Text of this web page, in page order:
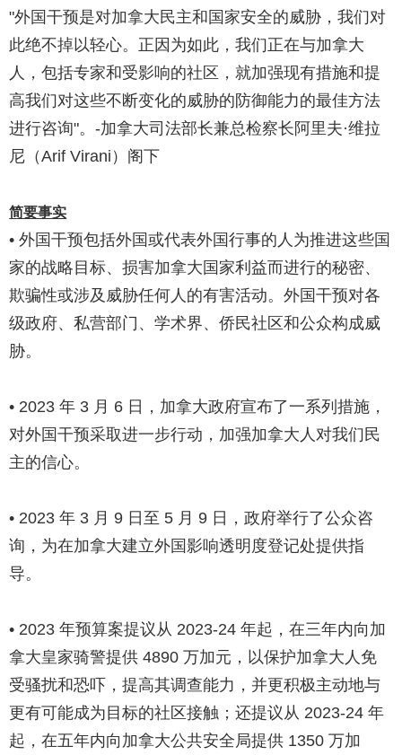
"外国干预是对加拿大民主和国家安全的威胁，我们对
此绝不掉以轻心。正因为如此，我们正在与加拿大
人，包括专家和受影响的社区，就加强现有措施和提
高我们对这些不断变化的威胁的防御能力的最佳方法
进行咨询"。-加拿大司法部长兼总检察长阿里夫·维拉
尼（Arif Virani）阁下
简要事实
• 外国干预包括外国或代表外国行事的人为推进这些国
家的战略目标、损害加拿大国家利益而进行的秘密、
欺骗性或涉及威胁任何人的有害活动。外国干预对各
级政府、私营部门、学术界、侨民社区和公众构成威
胁。
• 2023 年 3 月 6 日，加拿大政府宣布了一系列措施，
对外国干预采取进一步行动，加强加拿大人对我们民
主的信心。
• 2023 年 3 月 9 日至 5 月 9 日，政府举行了公众咨
询，为在加拿大建立外国影响透明度登记处提供指
导。
• 2023 年预算案提议从 2023-24 年起，在三年内向加
拿大皇家骑警提供 4890 万加元，以保护加拿大人免
受骚扰和恐吓，提高其调查能力，并更积极主动地与
更有可能成为目标的社区接触；还提议从 2023-24 年
起，在五年内向加拿大公共安全局提供 1350 万加